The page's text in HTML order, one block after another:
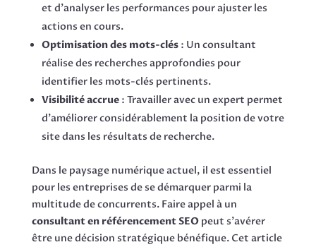
et d’analyser les performances pour ajuster les
actions en cours.
Optimisation des mots-clés: Un consultant
réalise des recherches approfondies pour
identifier les mots-clés pertinents.
Visibilité accrue: Travailler avec un expert permet
d’améliorer considérablement la position de votre
site dans les résultats de recherche.
Dans le paysage numérique actuel, il est essentiel
pour les entreprises de se démarquer parmi la
multitude de concurrents. Faire appel à un
consultant en référencement SEOpeut s’avérer
être une décision stratégique bénéfique. Cet article